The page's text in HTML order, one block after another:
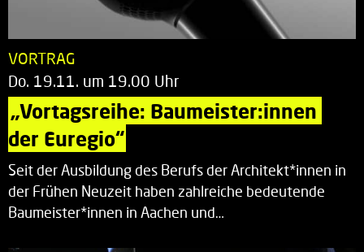
VORTRAG
Do. 19.11. um 19.00 Uhr
„Vortagsreihe: Baumeister:innen
der Euregio“
Seit der Ausbildung des Berufs der Architekt*innen in
der Frühen Neuzeit haben zahlreiche bedeutende
Baumeister*innen in Aachen und…